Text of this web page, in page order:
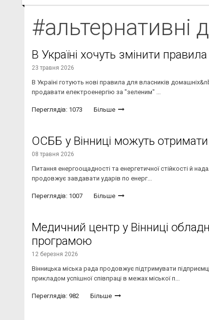
#альтернативні
В Україні хочуть змінити
23 травня 2026
В Україні готують нові правила для власників
продавати електроенергію за "зеленим" ...
Переглядів: 1073 Більше
ОСББ у Вінниці можуть
08 травня 2026
Питання енергоощадності та енергетичної стійкості й
продовжує завдавати ударів по енерг...
Переглядів: 1007 Більше
Медичний центр у Вінниці
програмою
12 березня 2026
Вінницька міська рада продовжує підтримувати
прикладом успішної співпраці в межах міської п...
Переглядів: 982 Більше